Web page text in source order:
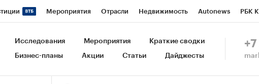
Мероприятия Отрасли Недвижимость Autonews РБК
рейтинги Франшизы Газета Спецпроекты СПб Конференции
Исследования Мероприятия Краткие сводки
Бизнес-планы Акции Статьи Дайджесты